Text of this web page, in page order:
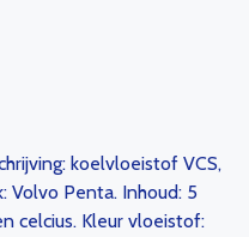
koelvloeistof VCS,
Volvo Penta. Inhoud: 5
celcius. Kleur vloeistof: